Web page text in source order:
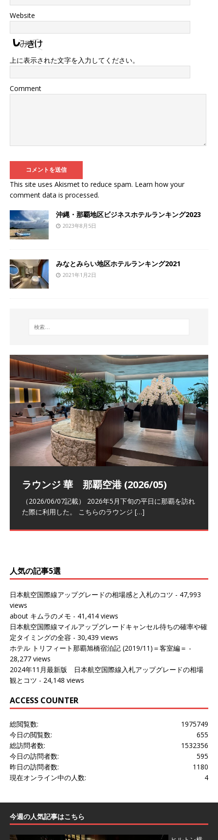
Website
上に表示された文字を入力してください。
Comment
This site uses Akismet to reduce spam. Learn how your
comment data is processed.
沖縄・那覇地区ビジネスホテルランキング2023
2023年8月5日
みなとみらい地区ホテルランキング2021
2021年1月2日
祝！日本航空・マリオットの戦略パー
トナーシップによるFOP無料付与とス
テイタスマッチ
ラウンジ 華 那覇空港 (2026/05)
（2026/06/07記載） 2026年5月下旬の平日に那覇を訪れ
た際に利用した。 こちらのラウンジ […]
The Coral Executive Lounge スワ
ンナプーム国際空港国内線ラウンジ
(2026/01)
日本航空 羽田空港国際線ファースト
クラスラウンジ (2026/01)
（2026/03/18記載） 2026年1月、毎年恒例の新年の羽田
バンコクエアウェイズ スワンナプー
ム国際空港国内線ラウンジ (2026/01)
（2026/03/13記載） 2026年1月上旬にバンコク経由でチ
人気の記事5選
日本航空国際線アップグレードの相場感と入札のコツ - 47,993
views
about キムラのメモ - 41,414 views
日本航空国際線マイルアップグレードキャンセル待ちの確率や確
定タイミングの全容 - 30,439 views
ホテル トリフィート那覇旭橋宿泊記 (2019/11)＝客室編＝ -
28,277 views
2024年11月最新版 日本航空国際線入札アップグレードの相場
観とコツ - 24,148 views
ACCESS COUNTER
1975749
総閲覧数:
655
今日の閲覧数:
1532356
総訪問者数:
595
今日の訪問者数:
1180
昨日の訪問者数:
4
現在オンライン中の人数:
今週の人気記事はこちら